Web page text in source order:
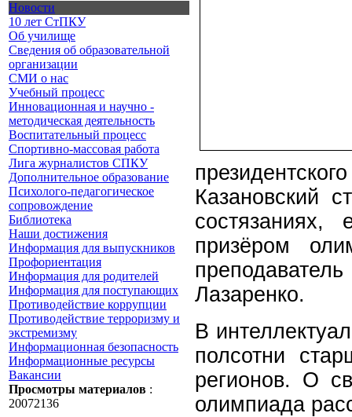
Новости
10 лет СтПКУ
Об училище
Сведения об образовательной
организации
СМИ о нас
Учебный процесс
Инновационная и научно -
методическая деятельность
Воспитательный процесс
Спортивно-массовая работа
Лига журналистов СПКУ
Дополнительное образование
Психолого-педагогическое
сопровождение
Библиотека
Наши достижения
Информация для выпускников
Профориентация
Информация для родителей
Информация для поступающих
Противодействие коррупции
Противодействие терроризму и
экстремизму
Информационная безопасность
Информационные ресурсы
Вакансии
Просмотры материалов :
20072136
Казановский
состязаниях,
призёром
Лазаренко.
В
полсотни
регионов. О
олимпиада